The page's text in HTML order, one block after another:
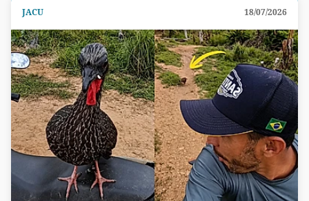
JACU 18/07/2026